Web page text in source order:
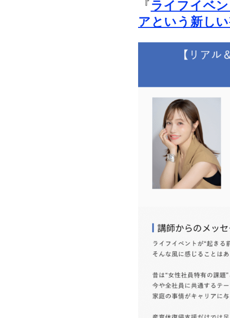
『ライフイベ
アという新し